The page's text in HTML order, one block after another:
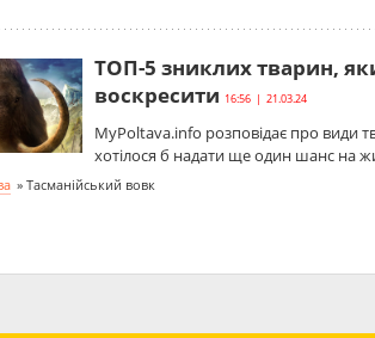
ТОП-5 зниклих тварин,
воскресити 16:56 | 21.03.24
MyPoltava.info розповідає про види
хотілося б надати ще один шанс на
» Тасманійський вовк